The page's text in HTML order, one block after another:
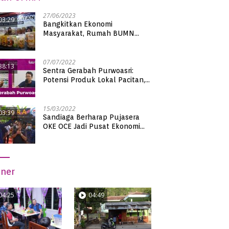
27/06/2023
Bangkitkan Ekonomi
Masyarakat, Rumah BUMN
07/07/2022
Sentra Gerabah Purwoasri:
Potensi Produk Lokal Pacitan,
15/03/2022
Sandiaga Berharap Pujasera
OKE OCE Jadi Pusat Ekonomi
04:49